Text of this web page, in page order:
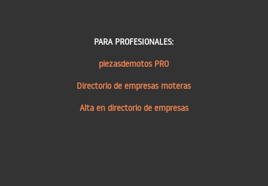
PARA PROFESIONALES:
piezasdemotos PRO
Directorio de empresas moteras
Alta en directorio de empresas